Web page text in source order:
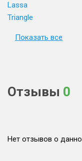
Lassa
Triangle
Показать все
Отзывы 0
Нет отзывов о